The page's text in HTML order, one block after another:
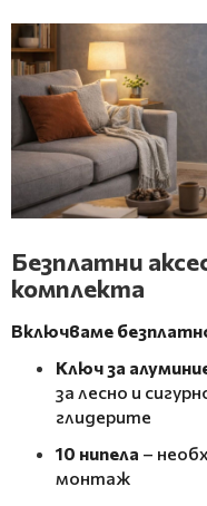
Безплатни
комплекта
Включваме
Ключ за
за лесно и
глидерите
10 нипела –
монтаж